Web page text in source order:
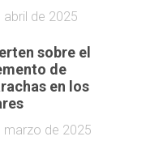
abril de 2025
sobre el
de
en los
marzo de 2025